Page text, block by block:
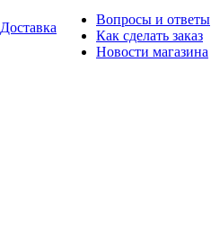
Доставка
Вопросы и ответы
Как сделать заказ
Новости магазина